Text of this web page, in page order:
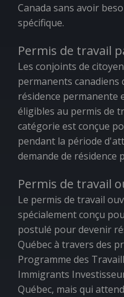
Canada sans avoir
spécifique.
Permis de travail
Les conjoints de
permanents canadiens
résidence permanente
éligibles au permis de
catégorie est conçue
pendant la période
demande de résidence
Permis de travail
Le permis de travail
spécialement conçu
postulé pour devenir
Québec à travers des
Programme des
Immigrants
Québec, mais qui